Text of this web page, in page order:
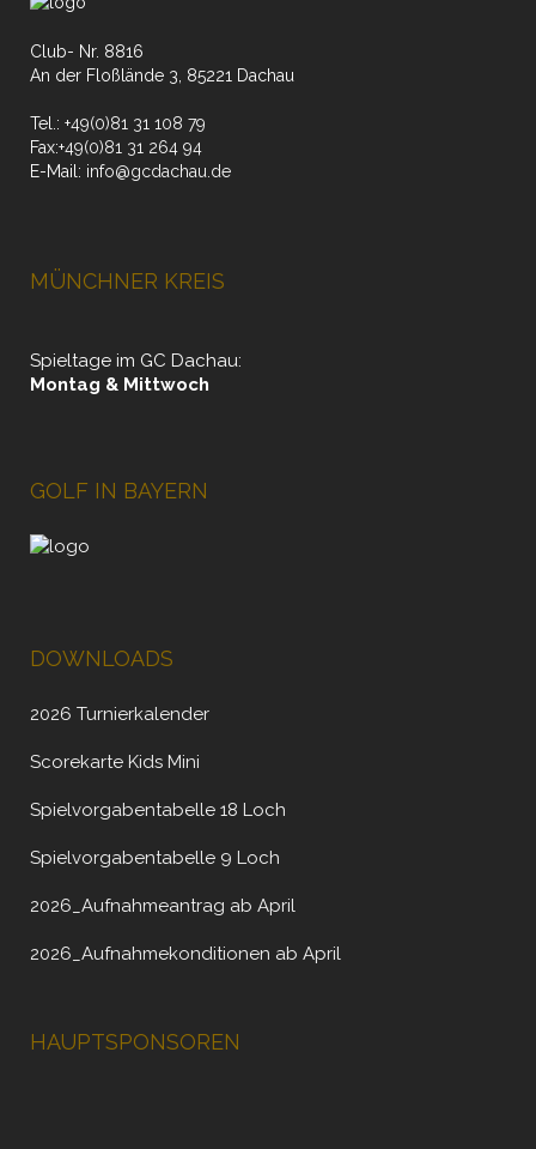
Club- Nr. 8816
An der Floßlände 3, 85221 Dachau
Tel.: +49(0)81 31 108 79
Fax:+49(0)81 31 264 94
E-Mail: info@gcdachau.de
MÜNCHNER KREIS
Spieltage im GC Dachau:
Montag & Mittwoch
GOLF IN BAYERN
DOWNLOADS
2026 Turnierkalender
Scorekarte Kids Mini
Spielvorgabentabelle 18 Loch
Spielvorgabentabelle 9 Loch
2026_Aufnahmeantrag ab April
2026_Aufnahmekonditionen ab April
HAUPTSPONSOREN